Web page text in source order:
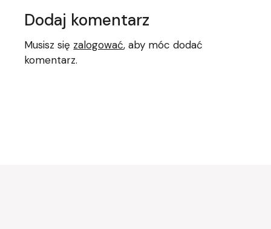
Dodaj komentarz
Musisz się zalogować, aby móc dodać
komentarz.